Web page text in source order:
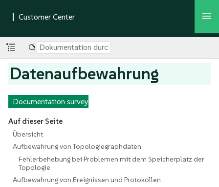
Datenaufbewahrung
Documentation survey
Auf dieser Seite
Übersicht
Aufbewahrung von Topologiegraphdaten
Fehlerbehebung bei Problemen mit dem Speicherplatz der
Topologie
Aufbewahrung von Ereignissen und Protokollen